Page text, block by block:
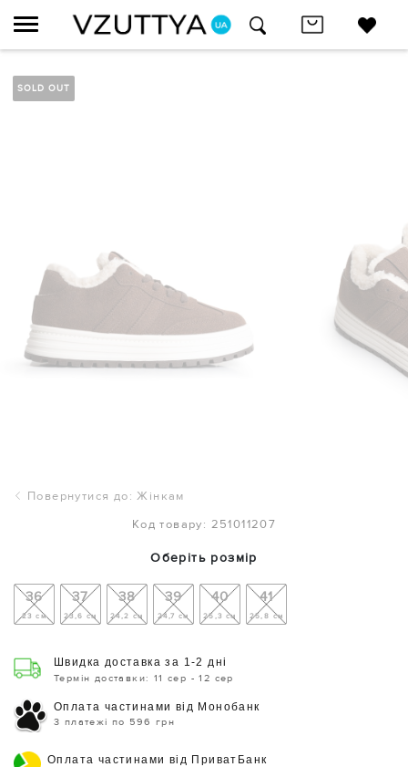
SOLD OUT
Повернутися до: Жінкам
Код товару: 251011207
Оберіть розмір
36
23 см
37
23,6 см
38
24,2 см
39
24,7 см
40
25,3 см
41
25,8 см
Швидка доставка за 1-2 дні
Термін доставки: 11 сер - 12 сер
Оплата частинами від Монобанк
3 платежі по 596 грн
Оплата частинами від ПриватБанк